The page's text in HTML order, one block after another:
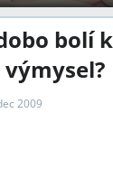
bolí
2009